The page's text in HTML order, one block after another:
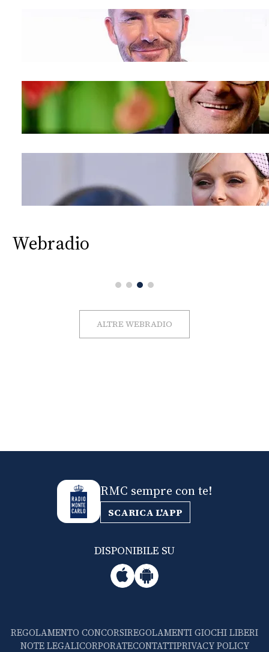
Webradio
ALTRE WEBRADIO
RMC sempre con te!
SCARICA L'APP
DISPONIBILE SU
REGOLAMENTO CONCORSIREGOLAMENTI GIOCHI LIBERI
NOTE LEGALICORPORATECONTATTIPRIVACY POLICY